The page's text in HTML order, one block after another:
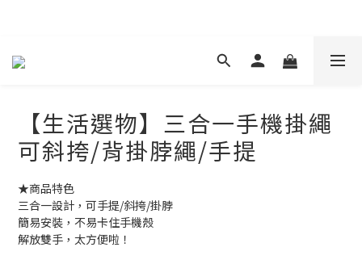
【生活選物】三合一手機掛繩
可斜挎/背掛脖繩/手提
★商品特色
三合一設計，可手提/斜挎/掛脖
簡易安裝，不易卡住手機殼
解放雙手，太方便啦！